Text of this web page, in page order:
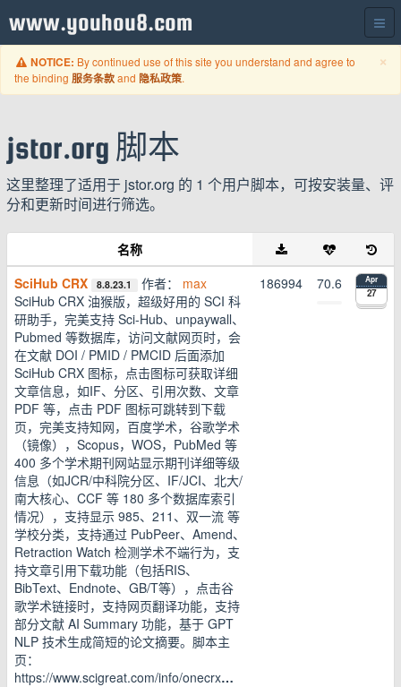
www.youhou8.com
×
NOTICE: By continued use of this site you understand and agree to
the binding 服务条款and 隐私政策.
jstor.org 脚本
这里整理了适用于 jstor.org 的 1 个用户脚本，可按安装量、评
分和更新时间进行筛选。
名称
SciHub CRX
8.8.23.1 作者： max
SciHub CRX 油猴版，超级好用的 SCI 科
研助手，完美支持 Sci-Hub、unpaywall、
Pubmed 等数据库，访问文献网页时，会
在文献 DOI / PMID / PMCID 后面添加
SciHub CRX 图标，点击图标可获取详细
文章信息，如IF、分区、引用次数、文章
PDF 等，点击 PDF 图标可跳转到下载
页，完美支持知网，百度学术，谷歌学术
（镜像），Scopus，WOS，PubMed 等
400 多个学术期刊网站显示期刊详细等级
信息（如JCR/中科院分区、IF/JCI、北大/
南大核心、CCF 等 180 多个数据库索引
情况），支持显示 985、211、双一流 等
学校分类，支持通过 PubPeer、Amend、
Retraction Watch 检测学术不端行为，支
持文章引用下载功能（包括RIS、
BibText、Endnote、GB/T等），点击谷
歌学术链接时，支持网页翻译功能，支持
部分文献 AI Summary 功能，基于 GPT
NLP 技术生成简短的论文摘要。脚本主
页：
https://www.scigreat.com/info/onecrx…
186994 70.6 Apr
27